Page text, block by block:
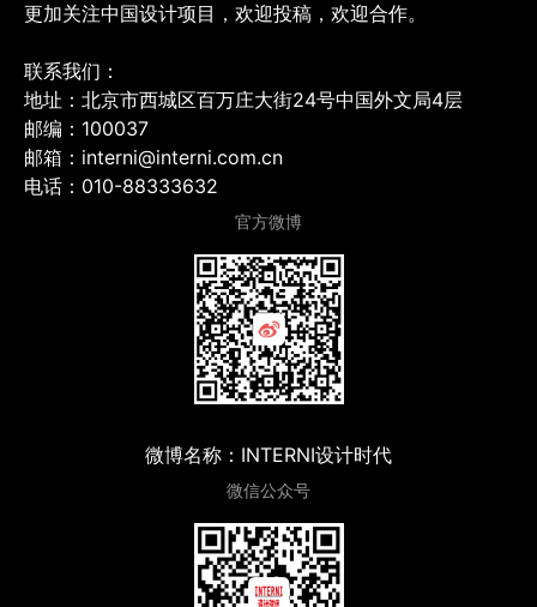
更加关注中国设计项目，欢迎投稿，欢迎合作。
联系我们：
地址：北京市西城区百万庄大街24号中国外文局4层
邮编：100037
邮箱：interni@interni.com.cn
电话：010-88333632
官方微博
微博名称：INTERNI设计时代
微信公众号